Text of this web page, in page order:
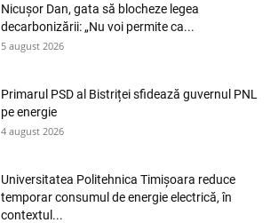
Nicușor Dan, gata să blocheze legea
decarbonizării: „Nu voi permite ca...
5 august 2026
Primarul PSD al Bistriței sfidează guvernul PNL
pe energie
4 august 2026
Universitatea Politehnica Timișoara reduce
temporar consumul de energie electrică, în
contextul...